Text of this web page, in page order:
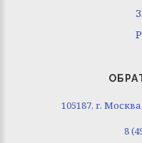
105187, г.
8